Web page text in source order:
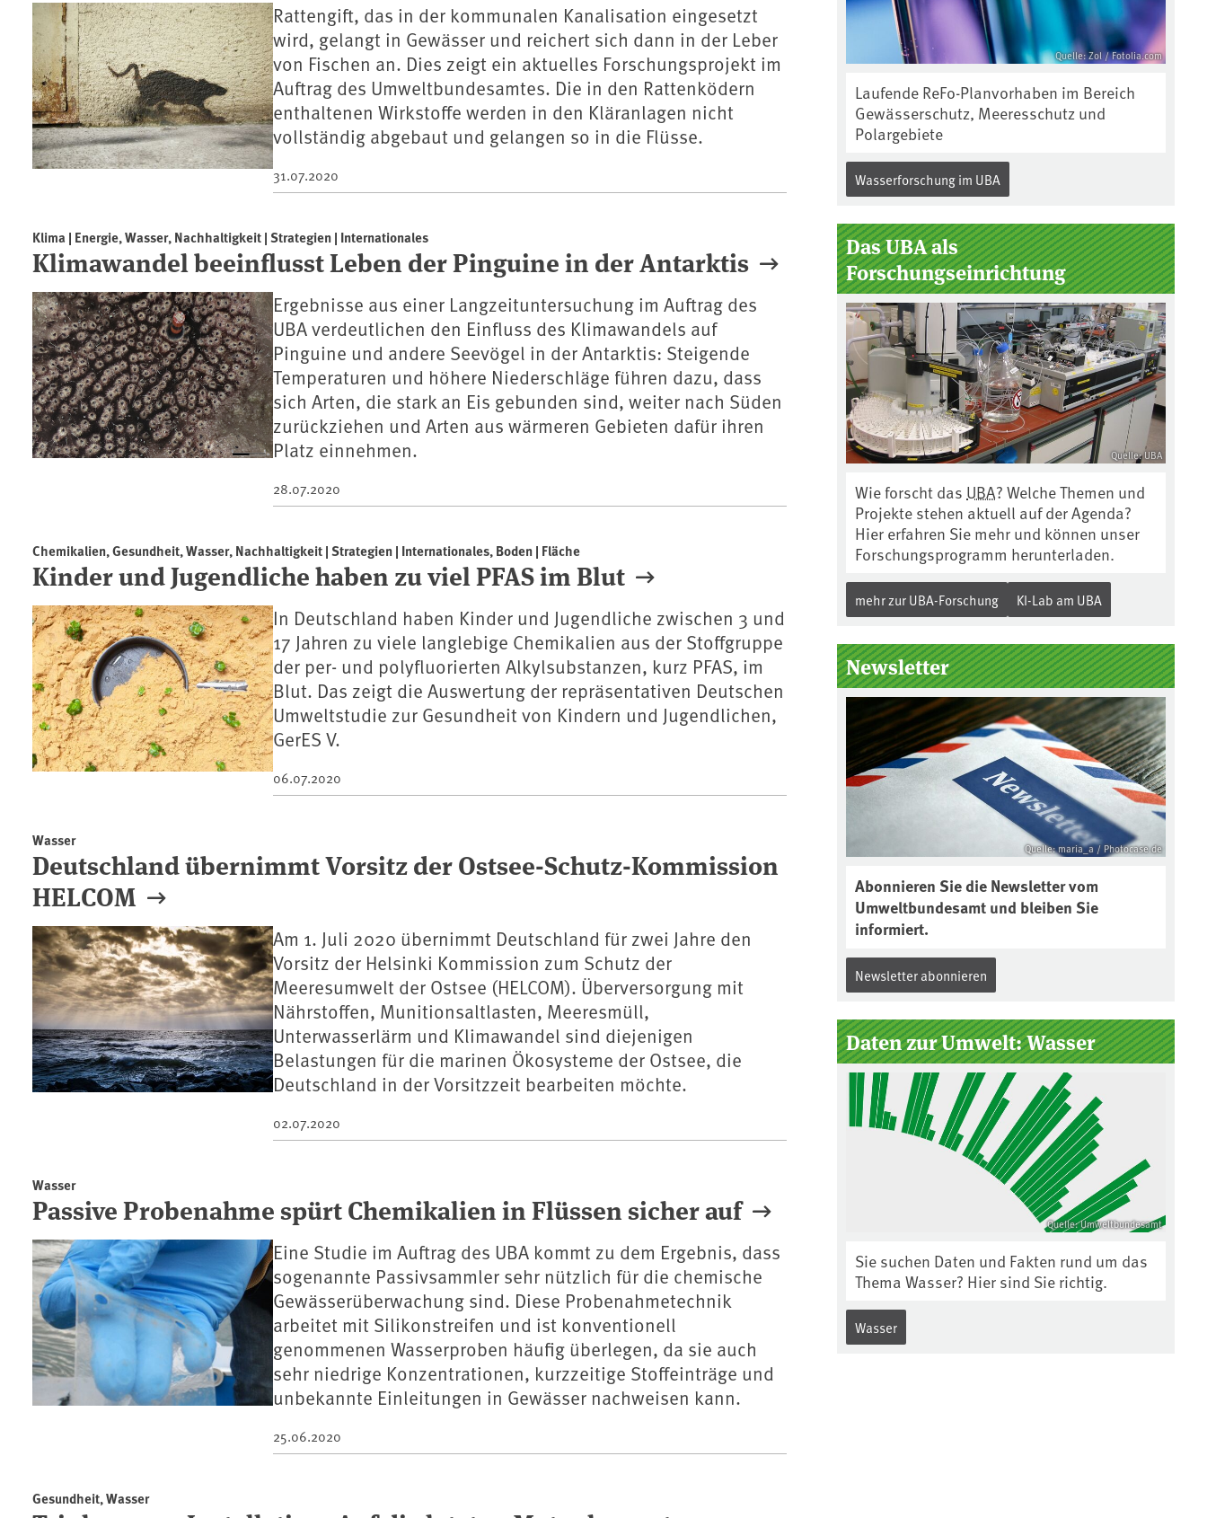
Rattengift, das in der kommunalen Kanalisation eingesetzt
wird, gelangt in Gewässer und reichert sich dann in der Leber
von Fischen an. Dies zeigt ein aktuelles Forschungsprojekt im
Auftrag des Umweltbundesamtes. Die in den Rattenködern
enthaltenen Wirkstoffe werden in den Kläranlagen nicht
vollständig abgebaut und gelangen so in die Flüsse.
31.07.2020
Klima | Energie, Wasser, Nachhaltigkeit | Strategien | Internationales
Klimawandel beeinflusst Leben der Pinguine in der Antarktis
Ergebnisse aus einer Langzeituntersuchung im Auftrag des
UBA verdeutlichen den Einfluss des Klimawandels auf
Pinguine und andere Seevögel in der Antarktis: Steigende
Temperaturen und höhere Niederschläge führen dazu, dass
sich Arten, die stark an Eis gebunden sind, weiter nach Süden
zurückziehen und Arten aus wärmeren Gebieten dafür ihren
Platz einnehmen.
28.07.2020
Chemikalien, Gesundheit, Wasser, Nachhaltigkeit | Strategien | Internationales, Boden | Fläche
Kinder und Jugendliche haben zu viel PFAS im Blut
In Deutschland haben Kinder und Jugendliche zwischen 3 und
17 Jahren zu viele langlebige Chemikalien aus der Stoffgruppe
der per- und polyfluorierten Alkylsubstanzen, kurz PFAS, im
Blut. Das zeigt die Auswertung der repräsentativen Deutschen
Umweltstudie zur Gesundheit von Kindern und Jugendlichen,
GerES V.
06.07.2020
Wasser
Deutschland übernimmt Vorsitz der Ostsee-Schutz-Kommission
HELCOM
Am 1. Juli 2020 übernimmt Deutschland für zwei Jahre den
Vorsitz der Helsinki Kommission zum Schutz der
Meeresumwelt der Ostsee (HELCOM). Überversorgung mit
Nährstoffen, Munitionsaltlasten, Meeresmüll,
Unterwasserlärm und Klimawandel sind diejenigen
Belastungen für die marinen Ökosysteme der Ostsee, die
Deutschland in der Vorsitzzeit bearbeiten möchte.
02.07.2020
Wasser
Passive Probenahme spürt Chemikalien in Flüssen sicher auf
Eine Studie im Auftrag des UBA kommt zu dem Ergebnis, dass
sogenannte Passivsammler sehr nützlich für die chemische
Gewässerüberwachung sind. Diese Probenahmetechnik
arbeitet mit Silikonstreifen und ist konventionell
genommenen Wasserproben häufig überlegen, da sie auch
sehr niedrige Konzentrationen, kurzzeitige Stoffeinträge und
unbekannte Einleitungen in Gewässer nachweisen kann.
25.06.2020
Gesundheit, Wasser
Quelle: Zol / Fotolia.com
Laufende ReFo-Planvorhaben im Bereich
Gewässerschutz, Meeresschutz und
Polargebiete
Wasserforschung im UBA
Das UBA als
Forschungseinrichtung
Quelle: UBA
Wie forscht das UBA? Welche Themen und
Projekte stehen aktuell auf der Agenda?
Hier erfahren Sie mehr und können unser
Forschungsprogramm herunterladen.
mehr zur UBA-Forschung KI-Lab am UBA
Newsletter
Quelle: maria_a / Photocase.de
Abonnieren Sie die Newsletter vom
Umweltbundesamt und bleiben Sie
informiert.
Newsletter abonnieren
Daten zur Umwelt: Wasser
Quelle: Umweltbundesamt
Sie suchen Daten und Fakten rund um das
Thema Wasser? Hier sind Sie richtig.
Wasser